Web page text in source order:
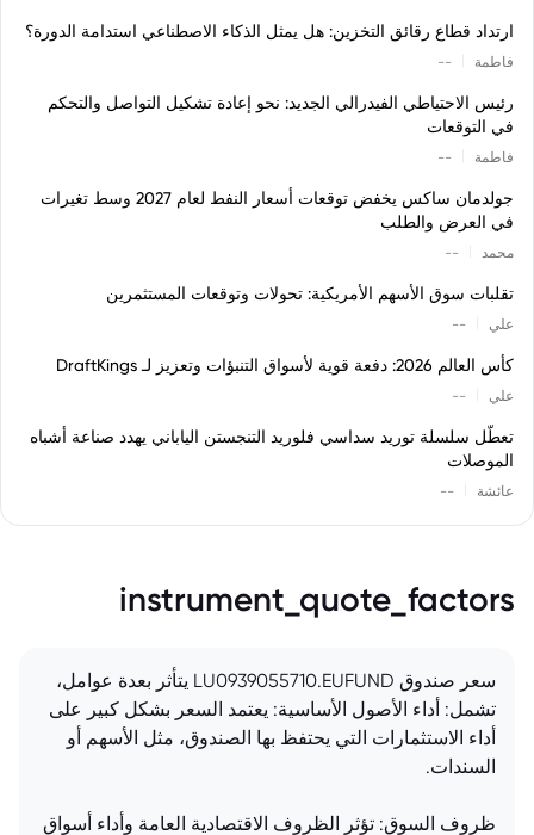
ارتداد قطاع رقائق التخزين: هل يمثل الذكاء الاصطناعي استدامة الدورة؟
فاطمة --
رئيس الاحتياطي الفيدرالي الجديد: نحو إعادة تشكيل التواصل والتحكم
في التوقعات
فاطمة --
جولدمان ساكس يخفض توقعات أسعار النفط لعام 2027 وسط تغيرات
في العرض والطلب
محمد --
تقلبات سوق الأسهم الأمريكية: تحولات وتوقعات المستثمرين
علي --
كأس العالم 2026: دفعة قوية لأسواق التنبؤات وتعزيز لـ DraftKings
علي --
تعطّل سلسلة توريد سداسي فلوريد التنجستن الياباني يهدد صناعة أشباه
الموصلات
عائشة --
instrument_quote_factors
سعر صندوق LU0939055710.EUFUND يتأثر بعدة عوامل،
تشمل: أداء الأصول الأساسية: يعتمد السعر بشكل كبير على
أداء الاستثمارات التي يحتفظ بها الصندوق، مثل الأسهم أو
السندات.
ظروف السوق: تؤثر الظروف الاقتصادية العامة وأداء أسواق